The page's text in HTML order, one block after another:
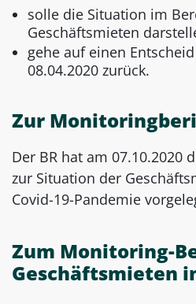
solle die Situation im
Geschäftsmieten
gehe auf einen
08.04.2020 zurück.
Zur
Der BR hat am 07.10.2020
zur Situation der
Covid-19-Pandemie
Zum Monitoring-
Geschäftsmieten